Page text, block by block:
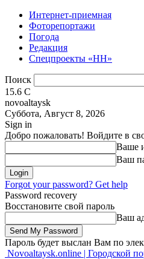
Интернет-приемная
Фоторепортажи
Погода
Редакция
Спецпроекты «НН»
Поиск
15.6 C
novoaltaysk
Суббота, Август 8, 2026
Sign in
Добро пожаловать! Войдите в
Ваше
Ваш
Forgot your password? Get help
Password recovery
Восстановите свой пароль
Ваш
Пароль будет выслан Вам по
Novoaltaysk.online | Городской